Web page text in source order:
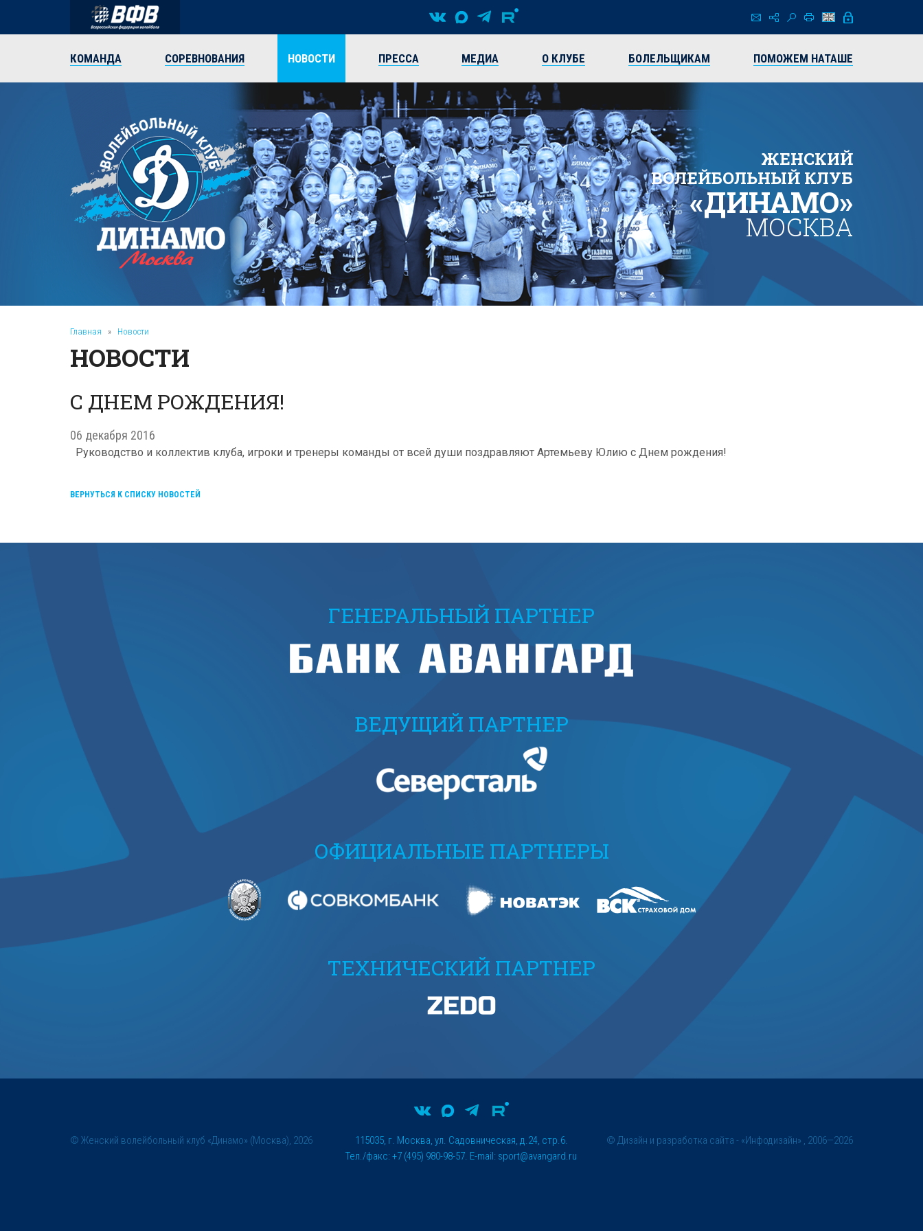
КОМАНДА СОРЕВНОВАНИЯ НОВОСТИ ПРЕССА МЕДИА О КЛУБЕ БОЛЕЛЬЩИКАМ ПОМОЖЕМ НАТАШЕ
ЖЕНСКИЙ
ВОЛЕЙБОЛЬНЫЙ КЛУБ
«ДИНАМО»
МОСКВА
Главная » Новости
НОВОСТИ
С ДНЕМ РОЖДЕНИЯ!
06 декабря 2016
Руководство и коллектив клуба, игроки и тренеры команды от всей души поздравляют Артемьеву Юлию с Днем рождения!
ВЕРНУТЬСЯ К СПИСКУ НОВОСТЕЙ
ГЕНЕРАЛЬНЫЙ ПАРТНЕР
ВЕДУЩИЙ ПАРТНЕР
ОФИЦИАЛЬНЫЕ ПАРТНЕРЫ
ТЕХНИЧЕСКИЙ ПАРТНЕР
© Женский волейбольный клуб «Динамо» (Москва), 2026
115035, г. Москва, ул. Садовническая, д.24, стр.6.
Тел./факс: +7 (495) 980-98-57. E-mail: sport@avangard.ru
© Дизайн и разработка сайта - «Инфодизайн» , 2006—2026